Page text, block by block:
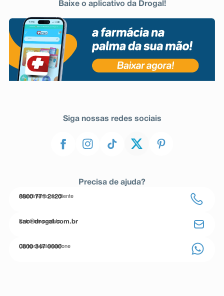
Baixe o aplicativo da Drogal!
Siga nossas redes sociais
Precisa de ajuda?
Atendimento ao cliente
0800 771 2120
Entre em contato
sac@drogal.com.br
Compre pelo telefone
0800 347 0000